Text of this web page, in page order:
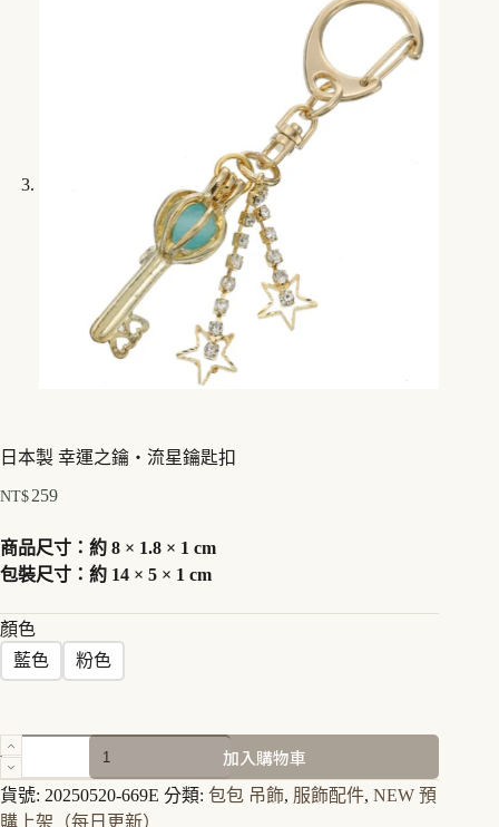
日本製 幸運之鑰・流星鑰匙扣
NT$ 259
商品尺寸：約 8 × 1.8 × 1 cm
包裝尺寸：約 14 × 5 × 1 cm
顏色
藍色
粉色
日
本
製
幸
加入購物車
貨號: 20250520-669E 分類: 包包 吊飾, 服飾配件, NEW 預
購上架（每日更新）